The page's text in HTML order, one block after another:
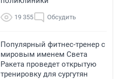
19 355 Обсудить
Популярный фитнес-тренер с
мировым именем Света
Ракета проведет открытую
тренировку для сургутян